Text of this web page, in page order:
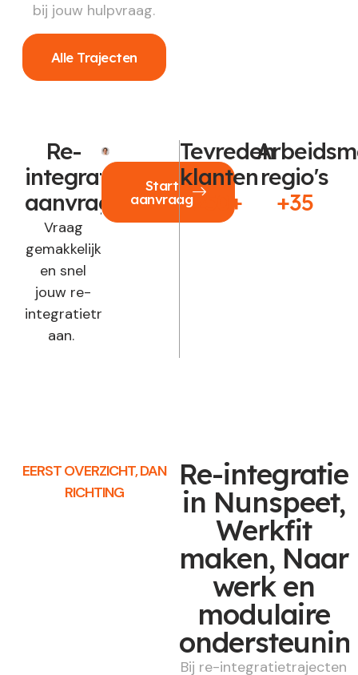
bij jouw hulpvraag.
Alle Trajecten
Re-
integratie
aanvragen?
Vraag
gemakkelijk
en snel
jouw re-
integratietraject
aan.
Start
aanvraag
Tevreden
klanten
250+
regio's
+35
EERST OVERZICHT, DAN
RICHTING
Re-integratie
in Nunspeet,
Werkfit
maken, Naar
werk en
modulaire
Bij re-integratietrajecten